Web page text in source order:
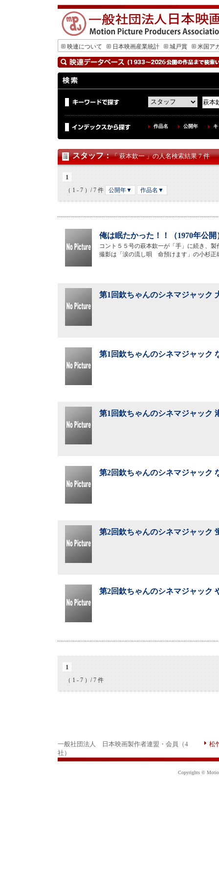
映連について 日本映画産業統計 城戸賞 米国ア
作品名 公開年
スタッフ：「 萩本欽一 」の人名検索結果 7 件
1
（ 1 - 7 ）/ 7 件 公開年▼ 作品名▼
俺は眠たかった！！（1970年公開
コント５５号の萩本欽一が「手」に続き、
撮影は「涙の流し唄 命預けます」の小杉正
第1回欽ちゃんのシネマジャック
第1回欽ちゃんのシネマジャック
第1回欽ちゃんのシネマジャック
第2回欽ちゃんのシネマジャック
第2回欽ちゃんのシネマジャック
第2回欽ちゃんのシネマジャック
1
（ 1 - 7 ）/ 7 件
一般社団法人 日本映画製作者連盟・会員（4
社）
松
Copyrights ©